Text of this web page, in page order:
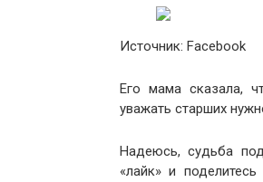
Источник: Facebook
Его мама сказала,
уважать старших
Надеюсь, судьба
«лайк» и